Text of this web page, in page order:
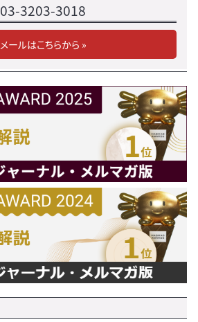
03-3203-3018
メールはこちらから »